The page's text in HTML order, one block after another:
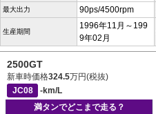
最大出力 90ps/4500rpm
生産期間
1996年11月～199
9年02月
2500GT
新車時価格324.5万円(税抜)
JC08
-km/L
満タンでどこまで走る？